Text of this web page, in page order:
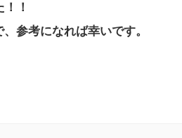
！
参考になれば幸いです。